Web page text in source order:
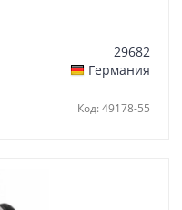
29682
Германия
Код: 49178-55